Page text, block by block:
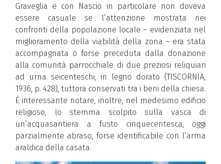
Graveglia e con Nascio in particolare non doveva
essere casuale se l’attenzione mostrata nei
confronti della popolazione locale – evidenziata nel
miglioramento della viabilità della zona – era stata
accompagnata o forse preceduta dalla donazione
alla comunità parrocchiale di due preziosi reliquiari
ad urna seicenteschi, in legno dorato (TISCORNIA,
1936, p. 428), tuttora conservati tra i beni della chiesa.
È interessante notare, inoltre, nel medesimo edificio
religioso, lo stemma scolpito sulla vasca di
un’acquasantiera a fusto cinquecentesca, oggi
parzialmente abraso, forse identificabile con l’arma
araldica della casata.